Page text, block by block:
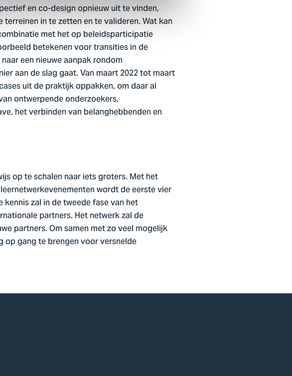
en co-design opnieuw uit te vinden,
in te zetten en te valideren. Wat kan
met het op beleidsparticipatie
betekenen voor transities in de
een nieuwe aanpak rondom
aan de slag gaat. Van maart 2022 tot maart
uit de praktijk oppakken, om daar al
ontwerpende onderzoekers,
het verbinden van belanghebbenden en
op te schalen naar iets groters. Met het
wordt de eerste vier
zal in de tweede fase van het
partners. Het netwerk zal de
partners. Om samen met zo veel mogelijk
op gang te brengen voor versnelde